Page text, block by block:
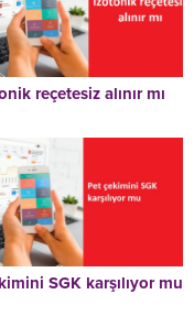
reçetesiz alınır mı
SGK karşılıyor mu